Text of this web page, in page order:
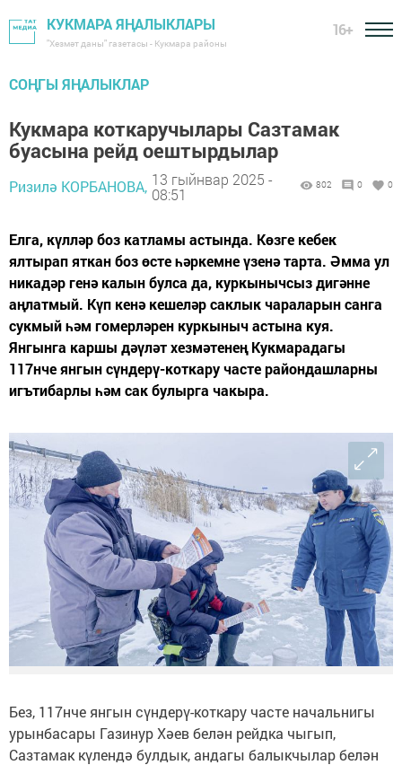
КУКМАРА ЯҢАЛЫКЛАРЫ
"Хезмәт даны" газетасы - Кукмара районы
16+
СОҢГЫ ЯҢАЛЫКЛАР
Кукмара коткаручылары Сазтамак
буасына рейд оештырдылар
Ризилә КОРБАНОВА, 13 гыйнвар 2025 -
08:51
802 0 0
Елга, күлләр боз катламы астында. Көзге кебек
ялтырап яткан боз өсте һәркемне үзенә тарта. Әмма ул
никадәр генә калын булса да, куркынычсыз дигәнне
аңлатмый. Күп кенә кешеләр саклык чараларын санга
сукмый һәм гомерләрен куркыныч астына куя.
Янгынга каршы дәүләт хезмәтенең Кукмарадагы
117нче янгын сүндерү-коткару часте райондашларны
игътибарлы һәм сак булырга чакыра.
Без, 117нче янгын сүндерү-коткару часте начальнигы
урынбасары Газинур Хәев белән рейдка чыгып,
Сазтамак күлендә булдык, андагы балыкчылар белән